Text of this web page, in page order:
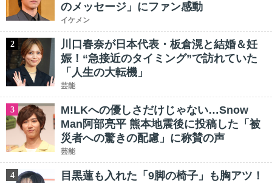
のメッセージ」にファン感動
イケメン
2
川口春奈が日本代表・板倉滉と結婚＆妊
娠！“急接近のタイミング”で訪れていた
「人生の大転機」
芸能
3
M!LKへの優しさだけじゃない…Snow
Man阿部亮平 熊本地震後に投稿した「被
災者への驚きの配慮」に称賛の声
芸能
4
目黒蓮も入れた「9脚の椅子」も胸アツ！